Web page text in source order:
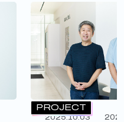
PROJECT
2025.10.03